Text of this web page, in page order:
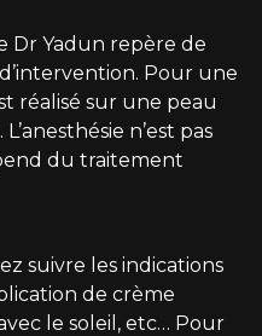
Dr Yadun repère de
Pour une
réalisé sur une peau
n’est pas
du traitement
suivre les indications
de crème
le soleil, etc… Pour